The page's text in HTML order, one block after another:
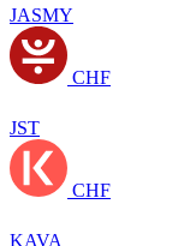
JASMY
CHF
JST
CHF
KAVA